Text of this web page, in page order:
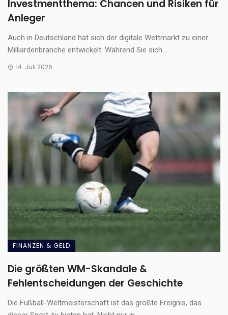
Investmentthema: Chancen und Risiken für
Anleger
Auch in Deutschland hat sich der digitale Wettmarkt zu einer
Milliardenbranche entwickelt. Während Sie sich ...
14. Juli 2026
FINANZEN & GELD
Die größten WM-Skandale &
Fehlentscheidungen der Geschichte
Die Fußball-Weltmeisterschaft ist das größte Ereignis, das